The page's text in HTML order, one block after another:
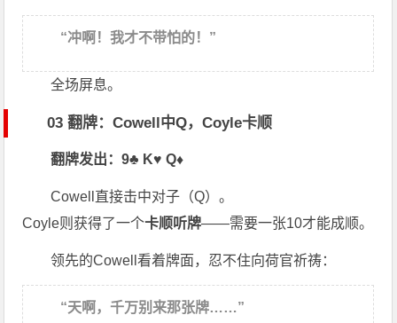
“冲啊！我才不带怕的！”
全场屏息。
03 翻牌：Cowell中Q，Coyle卡顺
翻牌发出：9♣ K♥ Q♦
Cowell直接击中对子（Q）。
Coyle则获得了一个卡顺听牌——需要一张10才能成顺。
领先的Cowell看着牌面，忍不住向荷官祈祷：
“天啊，千万别来那张牌……”